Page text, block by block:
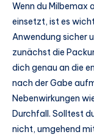
Wenn du Milbemax
einsetzt, ist es
Anwendung sicher
zunächst die
dich genau an die
nach der Gabe
Nebenwirkungen
Durchfall. Solltest
nicht, umgehend